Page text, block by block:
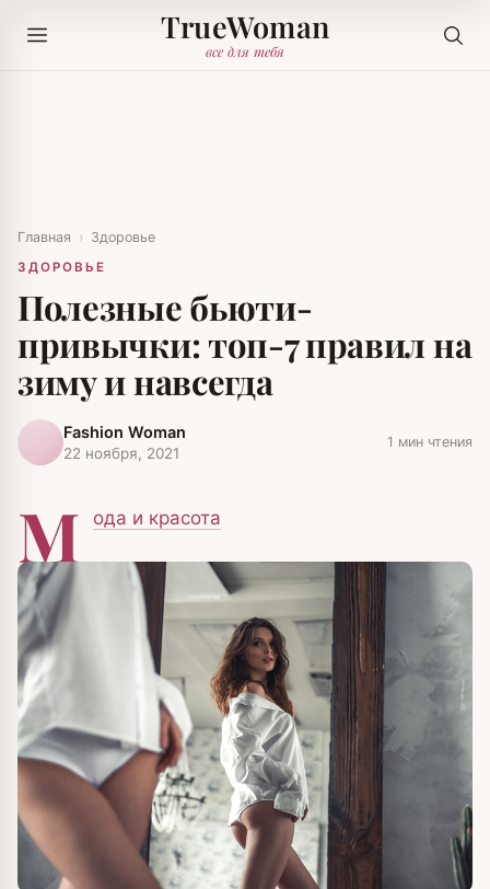
TrueWoman
все для тебя
Главная › Здоровье
ЗДОРОВЬЕ
Полезные бьюти-
привычки: топ-7 правил на
зиму и навсегда
Fashion Woman
22 ноября, 2021
1 мин чтения
М ода и красота